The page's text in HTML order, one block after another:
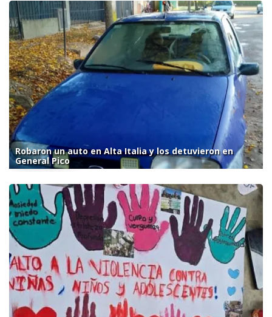
Robaron un auto en Alta Italia y los detuvieron en
General Pico